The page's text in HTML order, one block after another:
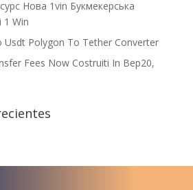
Нова 1vin Букмекерська
1 Win
Usdt Polygon To Tether Converter
Fees Now Costruiti In Bep20,